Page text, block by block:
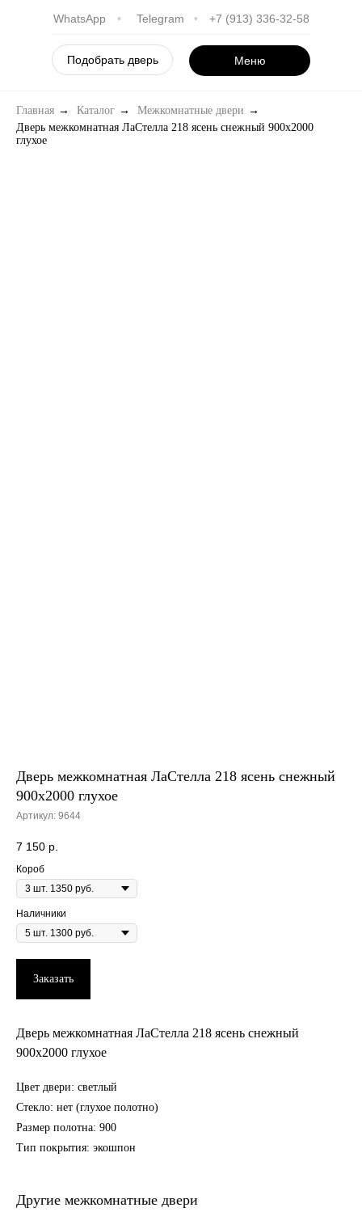
WhatsApp •
Telegram
• +7 (913) 336-32-58
Подобрать дверь Меню
Главная → Каталог → Межкомнатные двери →
Дверь межкомнатная ЛаСтелла 218 ясень снежный 900х2000
глухое
Дверь межкомнатная ЛаСтелла 218 ясень снежный
900х2000 глухое
Артикул: 9644
7 150 р.
Короб
Наличники
Заказать
Дверь межкомнатная ЛаСтелла 218 ясень снежный
900х2000 глухое
Цвет двери: светлый
Стекло: нет (глухое полотно)
Размер полотна: 900
Тип покрытия: экошпон
Другие межкомнатные двери